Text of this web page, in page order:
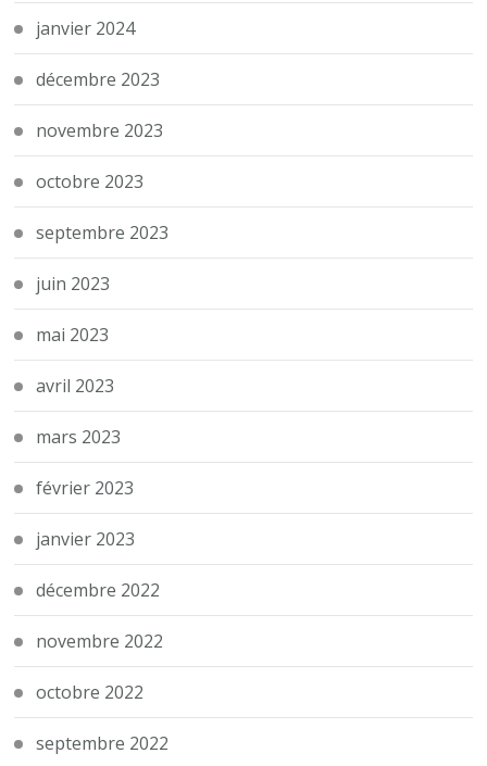
janvier 2024
décembre 2023
novembre 2023
octobre 2023
septembre 2023
juin 2023
mai 2023
avril 2023
mars 2023
février 2023
janvier 2023
décembre 2022
novembre 2022
octobre 2022
septembre 2022